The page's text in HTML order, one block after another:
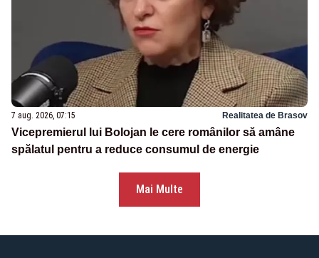
7 aug. 2026, 07:15 Realitatea de Brasov
Vicepremierul lui Bolojan le cere românilor să amâne
spălatul pentru a reduce consumul de energie
Mai Multe